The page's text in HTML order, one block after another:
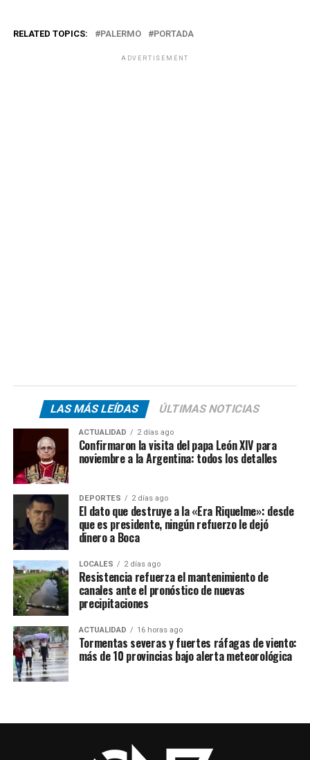
RELATED TOPICS: PALERMO PORTADA
ADVERTISEMENT
LAS MÁS LEÍDAS ÚLTIMAS NOTICIAS
ACTUALIDAD 2 días ago
Confirmaron la visita del papa León XIV para
noviembre a la Argentina: todos los detalles
DEPORTES 2 días ago
El dato que destruye a la «Era Riquelme»: desde
que es presidente, ningún refuerzo le dejó
dinero a Boca
LOCALES 2 días ago
Resistencia refuerza el mantenimiento de
canales ante el pronóstico de nuevas
precipitaciones
ACTUALIDAD 16 horas ago
Tormentas severas y fuertes ráfagas de viento:
más de 10 provincias bajo alerta meteorológica